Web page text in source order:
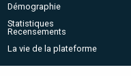
Démographie
Statistiques
Recensements
La vie de la plateforme